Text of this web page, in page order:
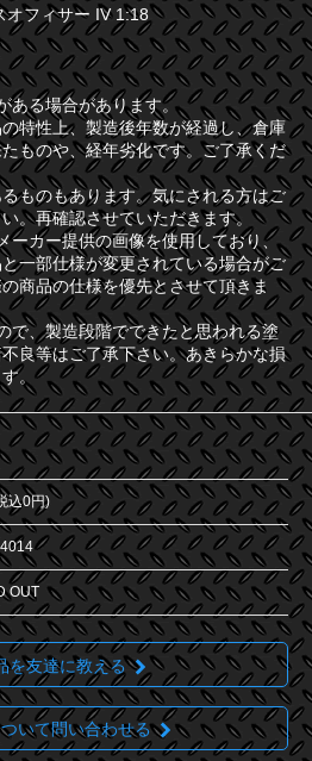
オフィサー IV 1:18
ある場合があります。
特性上、製造後年数が経過し、倉庫
ものや、経年劣化です。ご了承くだ
ものもあります。気にされる方はご
。再確認させていただきます。
ーカー提供の画像を使用しており、
一部仕様が変更されている場合がご
商品の仕様を優先とさせて頂きま
で、製造段階でできたと思われる塗
良等はご了承下さい。あきらかな損
。
込0円)
OUT
を友達に教える
いて問い合わせる